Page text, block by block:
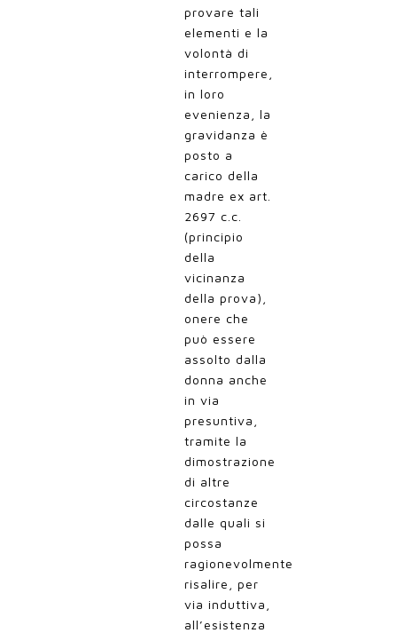
provare tali
elementi e la
volontà di
interrompere,
in loro
evenienza, la
gravidanza è
posto a
carico della
madre ex art.
2697 c.c.
(principio
della
vicinanza
della prova),
onere che
può essere
assolto dalla
donna anche
in via
presuntiva,
tramite la
dimostrazione
di altre
circostanze
dalle quali si
possa
ragionevolmente
risalire, per
via induttiva,
all’esistenza